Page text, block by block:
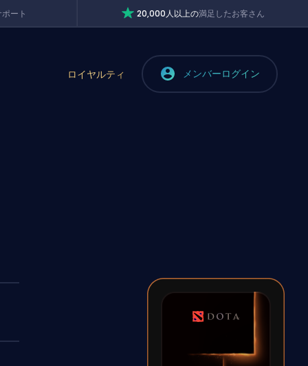
ート 20,000人以上の満足したお客さん
ロイヤルティ メンバーログイン